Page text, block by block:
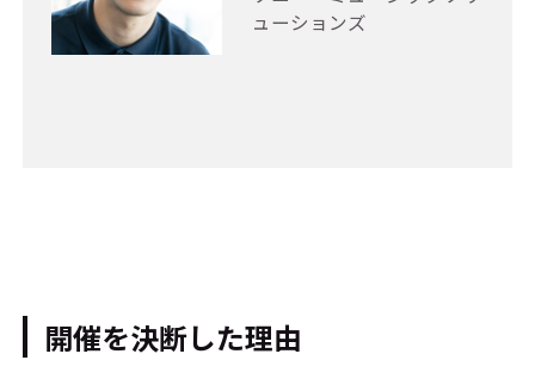
ューションズ
開催を決断した理由